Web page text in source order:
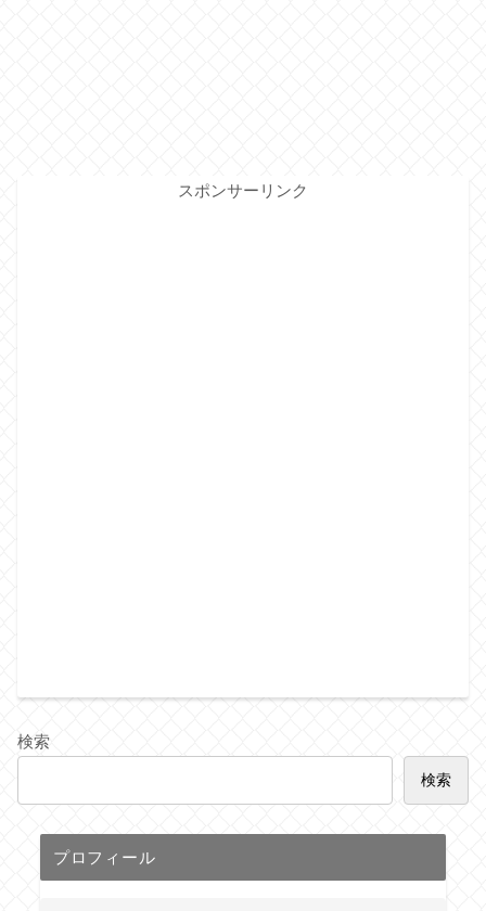
スポンサーリンク
検索
検索
プロフィール